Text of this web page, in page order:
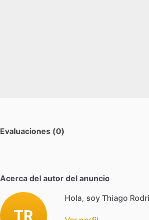
Evaluaciones (0)
Acerca del autor del anuncio
TR
Hola, soy Thiago